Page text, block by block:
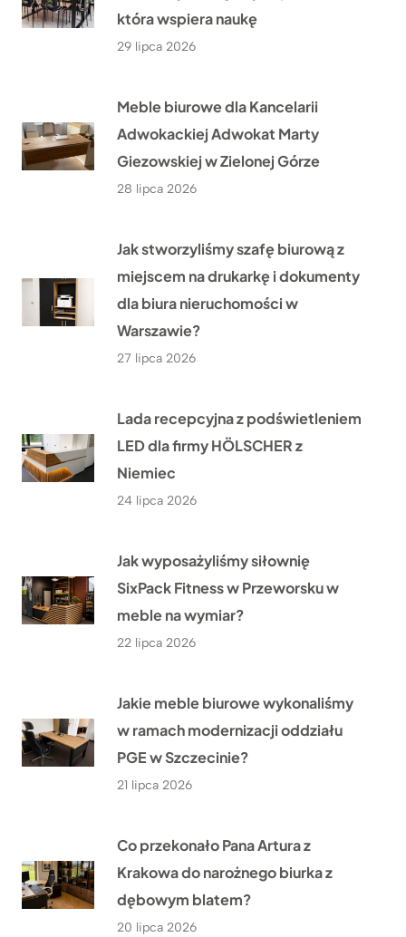
która wspiera naukę
29 lipca 2026
Meble biurowe dla Kancelarii
Adwokackiej Adwokat Marty
Giezowskiej w Zielonej Górze
28 lipca 2026
Jak stworzyliśmy szafę biurową z
miejscem na drukarkę i dokumenty
dla biura nieruchomości w
Warszawie?
27 lipca 2026
Lada recepcyjna z podświetleniem
LED dla firmy HÖLSCHER z
Niemiec
24 lipca 2026
Jak wyposażyliśmy siłownię
SixPack Fitness w Przeworsku w
meble na wymiar?
22 lipca 2026
Jakie meble biurowe wykonaliśmy
w ramach modernizacji oddziału
PGE w Szczecinie?
21 lipca 2026
Co przekonało Pana Artura z
Krakowa do narożnego biurka z
dębowym blatem?
20 lipca 2026